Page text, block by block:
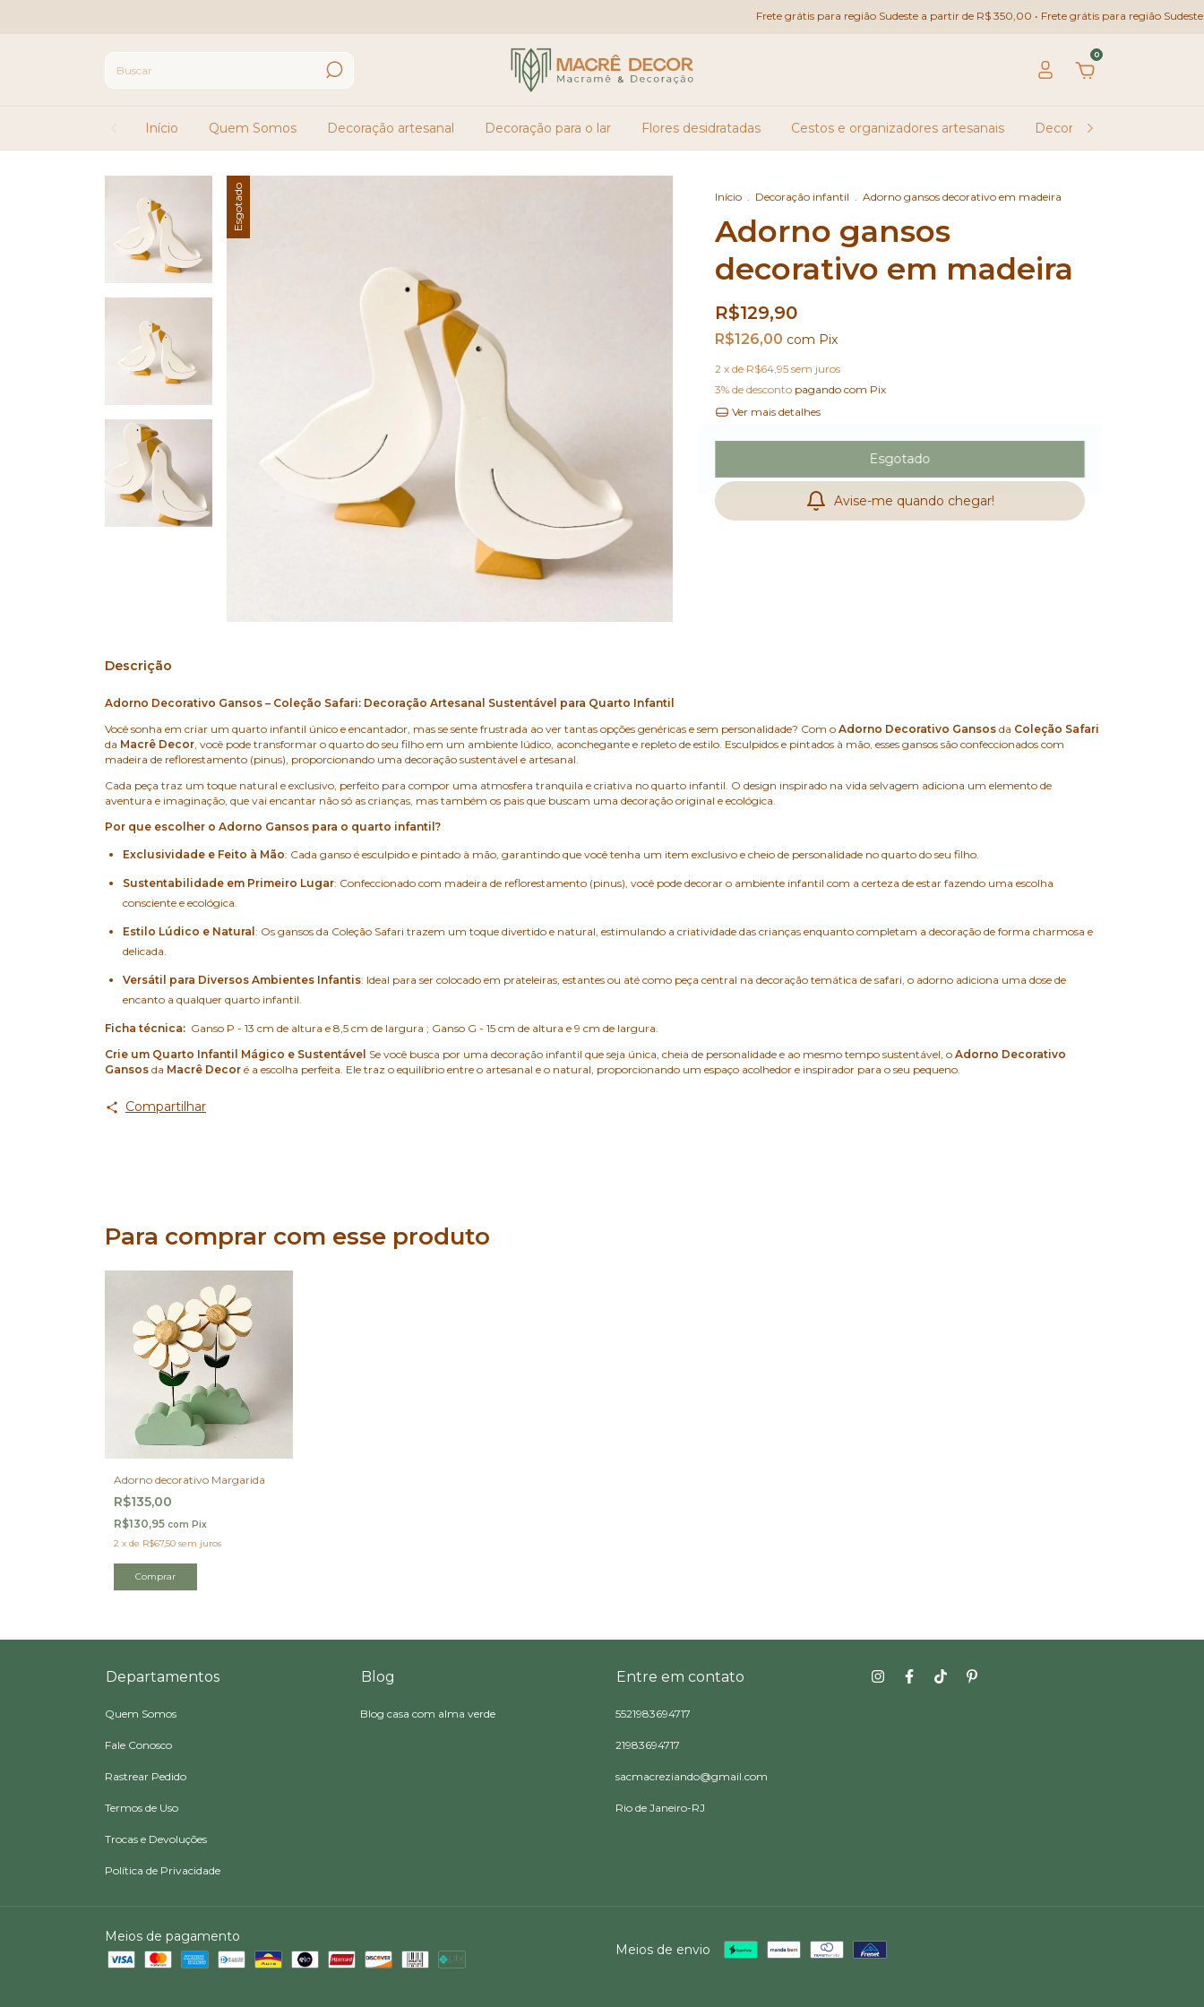
Frete grátis para região Sudeste a partir de R$ 350,00 • Frete grátis para região Sudeste a
0
Início Quem Somos Decoração artesanal Decoração para o lar Flores desidratadas Cestos e organizadores artesanais Decoração infantil
Esgotado Início . Decoração infantil . Adorno gansos decorativo em madeira
Adorno gansos
decorativo em madeira
R$129,90
R$126,00 com Pix
2 x de R$64,95 sem juros
3% de desconto pagando com Pix
Ver mais detalhes
Avise-me quando chegar!
Descrição
Adorno Decorativo Gansos – Coleção Safari: Decoração Artesanal Sustentável para Quarto Infantil
Você sonha em criar um quarto infantil único e encantador, mas se sente frustrada ao ver tantas opções genéricas e sem personalidade? Com o Adorno Decorativo Gansos da Coleção Safari
da Macrê Decor, você pode transformar o quarto do seu filho em um ambiente lúdico, aconchegante e repleto de estilo. Esculpidos e pintados à mão, esses gansos são confeccionados com
madeira de reflorestamento (pinus), proporcionando uma decoração sustentável e artesanal.
Cada peça traz um toque natural e exclusivo, perfeito para compor uma atmosfera tranquila e criativa no quarto infantil. O design inspirado na vida selvagem adiciona um elemento de
aventura e imaginação, que vai encantar não só as crianças, mas também os pais que buscam uma decoração original e ecológica.
Por que escolher o Adorno Gansos para o quarto infantil?
Exclusividade e Feito à Mão: Cada ganso é esculpido e pintado à mão, garantindo que você tenha um item exclusivo e cheio de personalidade no quarto do seu filho.
Sustentabilidade em Primeiro Lugar: Confeccionado com madeira de reflorestamento (pinus), você pode decorar o ambiente infantil com a certeza de estar fazendo uma escolha
consciente e ecológica.
Estilo Lúdico e Natural : Os gansos da Coleção Safari trazem um toque divertido e natural, estimulando a criatividade das crianças enquanto completam a decoração de forma charmosa e
delicada.
Versátil para Diversos Ambientes Infantis: Ideal para ser colocado em prateleiras, estantes ou até como peça central na decoração temática de safari, o adorno adiciona uma dose de
encanto a qualquer quarto infantil.
Ficha técnica: Ganso P - 13 cm de altura e 8,5 cm de largura ; Ganso G - 15 cm de altura e 9 cm de largura.
Crie um Quarto Infantil Mágico e Sustentável Se você busca por uma decoração infantil que seja única, cheia de personalidade e ao mesmo tempo sustentável, o Adorno Decorativo
Gansos da Macrê Decor é a escolha perfeita. Ele traz o equilíbrio entre o artesanal e o natural, proporcionando um espaço acolhedor e inspirador para o seu pequeno.
Compartilhar
Para comprar com esse produto
Adorno decorativo Margarida
R$135,00
R$130,95 com Pix
2 x de R$67,50 sem juros
Comprar
Departamentos
Quem Somos
Fale Conosco
Rastrear Pedido
Termos de Uso
Trocas e Devoluções
Política de Privacidade
Blog
Blog casa com alma verde
Entre em contato
5521983694717
21983694717
sacmacreziando@gmail.com
Rio de Janeiro-RJ
Meios de pagamento
Meios de envio